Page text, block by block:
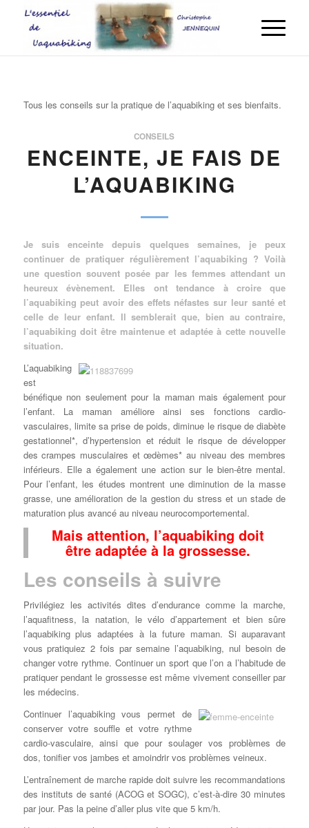
Tous les conseils sur la pratique de l’aquabiking et ses bienfaits.
CONSEILS
ENCEINTE, JE FAIS DE
L’AQUABIKING
Je suis enceinte depuis quelques semaines, je peux
continuer de pratiquer régulièrement l’aquabiking ? Voilà
une question souvent posée par les femmes attendant un
heureux évènement. Elles ont tendance à croire que
l’aquabiking peut avoir des effets néfastes sur leur santé et
celle de leur enfant. Il semblerait que, bien au contraire,
l’aquabiking doit être maintenue et adaptée à cette nouvelle
situation.
L’aquabiking
est
bénéfique non seulement pour la maman mais également pour
l’enfant. La maman améliore ainsi ses fonctions cardio-
vasculaires, limite sa prise de poids, diminue le risque de diabète
gestationnel*, d’hypertension et réduit le risque de développer
des crampes musculaires et œdèmes* au niveau des membres
inférieurs. Elle a également une action sur le bien-être mental.
Pour l’enfant, les études montrent une diminution de la masse
grasse, une amélioration de la gestion du stress et un stade de
maturation plus avancé au niveau neurocomportemental.
Mais attention, l’aquabiking doit
être adaptée à la grossesse.
Les conseils à suivre
Privilégiez les activités dites d’endurance comme la marche,
l’aquafitness, la natation, le vélo d’appartement et bien sûre
l’aquabiking plus adaptées à la future maman. Si auparavant
vous pratiquiez 2 fois par semaine l’aquabiking, nul besoin de
changer votre rythme. Continuer un sport que l’on a l’habitude de
pratiquer pendant le grossesse est même vivement conseiller par
les médecins.
Continuer l’aquabiking vous permet de
conserver votre souffle et votre rythme
cardio-vasculaire, ainsi que pour soulager vos problèmes de
dos, tonifier vos jambes et amoindrir vos problèmes veineux.
L’entraînement de marche rapide doit suivre les recommandations
des instituts de santé (ACOG et SOGC), c’est-à-dire 30 minutes
par jour. Pas la peine d’aller plus vite que 5 km/h.